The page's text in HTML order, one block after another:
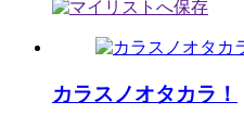
カラスノオタカラ！